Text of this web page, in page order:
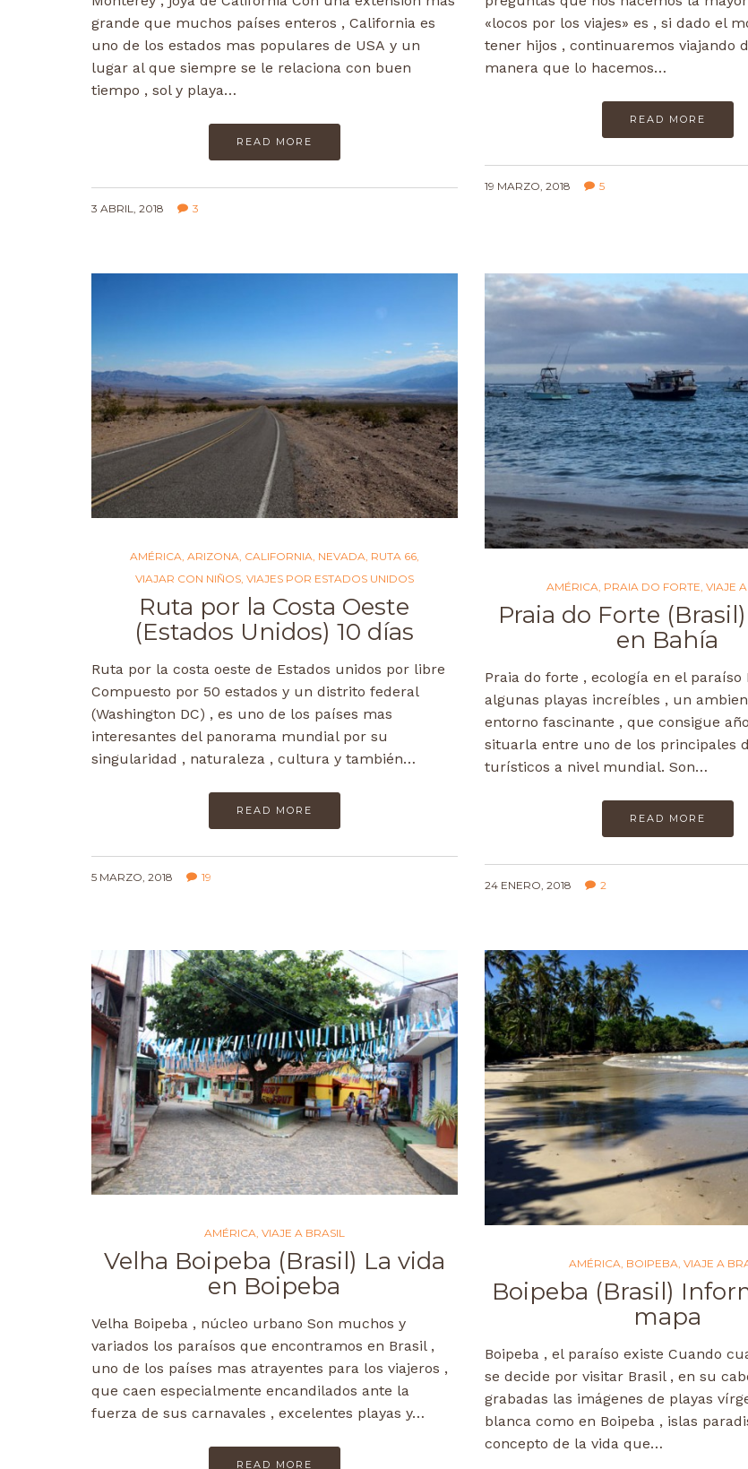
grande que muchos países enteros , California es
uno de los estados mas populares de USA y un
lugar al que siempre se le relaciona con buen
tiempo , sol y playa…
READ MORE
3 ABRIL, 2018 3
«locos por los viajes» es , si dado el
tener hijos , continuaremos viajando
manera que lo hacemos…
READ MORE
19 MARZO, 2018 5
AMÉRICA ARIZONA CALIFORNIA NEVADA RUTA 66,
VIAJAR CON NIÑOS, VIAJES POR ESTADOS UNIDOS
Ruta por la Costa Oeste
(Estados Unidos) 10 días
Ruta por la costa oeste de Estados unidos por libre
Compuesto por 50 estados y un distrito federal
(Washington DC) , es uno de los países mas
interesantes del panorama mundial por su
singularidad , naturaleza , cultura y también…
READ MORE
5 MARZO, 2018 19
AMÉRICA, PRAIA DO FORTE, VIAJE
Praia do Forte
en Bahía
Praia do forte , ecología en el paraíso
algunas playas increíbles , un
entorno fascinante , que consigue
situarla entre uno de los principales
turísticos a nivel mundial. Son…
READ MORE
24 ENERO, 2018 2
AMÉRICA VIAJE A BRASIL
Velha Boipeba (Brasil) La vida
en Boipeba
Velha Boipeba , núcleo urbano Son muchos y
variados los paraísos que encontramos en Brasil ,
uno de los países mas atrayentes para los viajeros ,
que caen especialmente encandilados ante la
fuerza de sus carnavales , excelentes playas y…
READ MORE
AMÉRICA BOIPEBA VIAJE A
Boipeba (Brasil)
mapa
Boipeba , el paraíso existe Cuando
se decide por visitar Brasil , en su
grabadas las imágenes de playas
blanca como en Boipeba , islas
concepto de la vida que…